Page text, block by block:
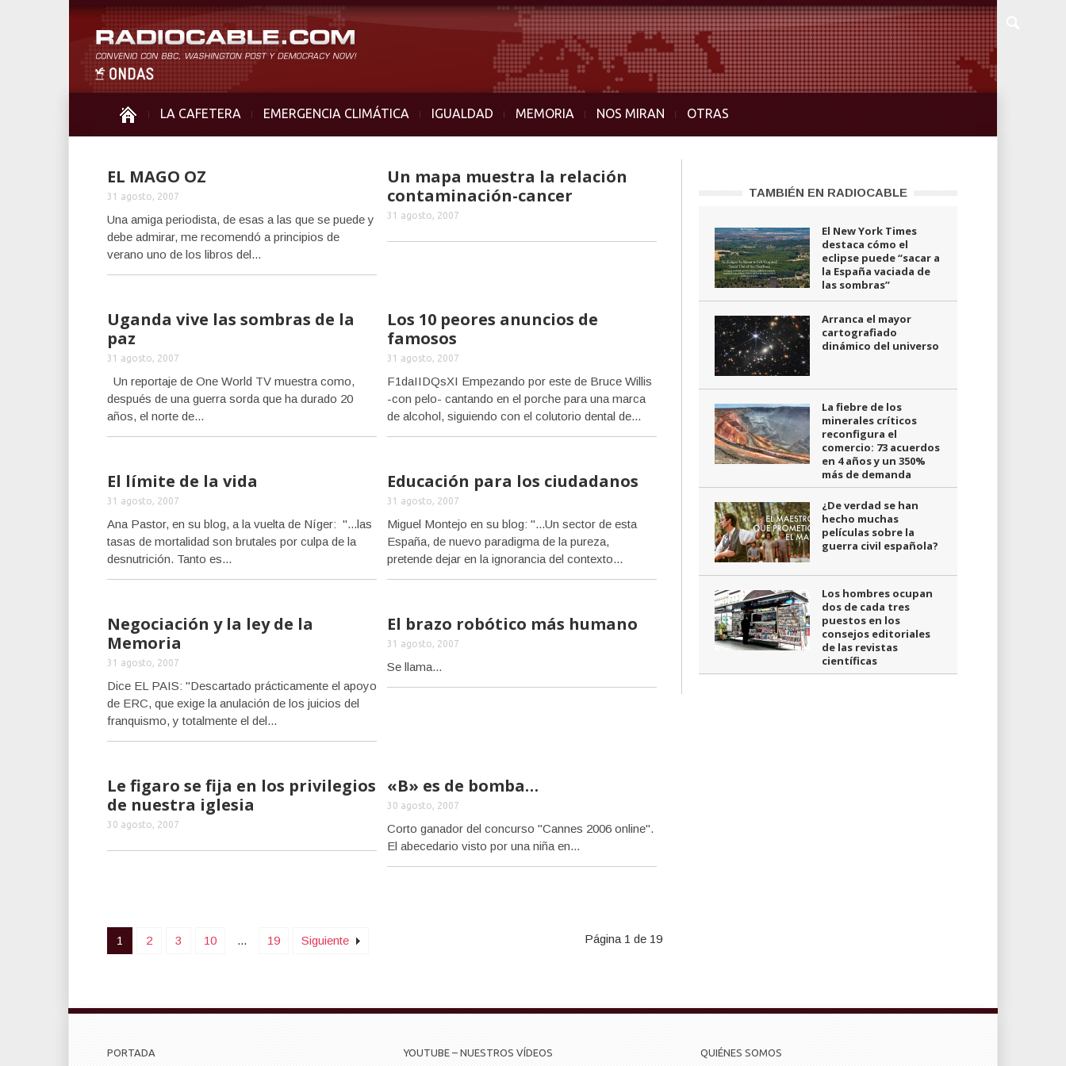
LA CAFETERA EMERGENCIA CLIMÁTICA IGUALDAD MEMORIA NOS MIRAN OTRAS
EL MAGO OZ
31 agosto, 2007
Una amiga periodista, de esas a las que se puede y
debe admirar, me recomendó a principios de
verano uno de los libros del...
Un mapa muestra la relación
contaminación-cancer
31 agosto, 2007
Uganda vive las sombras de la
paz
31 agosto, 2007
Un reportaje de One World TV muestra como,
después de una guerra sorda que ha durado 20
años, el norte de...
Los 10 peores anuncios de
famosos
31 agosto, 2007
F1daIIDQsXI Empezando por este de Bruce Willis
-con pelo- cantando en el porche para una marca
de alcohol, siguiendo con el colutorio dental de...
El límite de la vida
31 agosto, 2007
Ana Pastor, en su blog, a la vuelta de Níger: "...las
tasas de mortalidad son brutales por culpa de la
desnutrición. Tanto es...
Educación para los ciudadanos
31 agosto, 2007
Miguel Montejo en su blog: "...Un sector de esta
España, de nuevo paradigma de la pureza,
pretende dejar en la ignorancia del contexto...
Negociación y la ley de la
Memoria
31 agosto, 2007
Dice EL PAIS: "Descartado prácticamente el apoyo
de ERC, que exige la anulación de los juicios del
franquismo, y totalmente el del...
El brazo robótico más humano
31 agosto, 2007
Se llama...
Le figaro se fija en los privilegios
de nuestra iglesia
30 agosto, 2007
«B» es de bomba…
30 agosto, 2007
Corto ganador del concurso "Cannes 2006 online".
El abecedario visto por una niña en...
1 2 3 10 ... 19 Siguiente Página 1 de 19
TAMBIÉN EN RADIOCABLE
El New York Times
destaca cómo el
eclipse puede “sacar a
la España vaciada de
las sombras”
Arranca el mayor
cartografiado
dinámico del universo
La fiebre de los
minerales críticos
reconfigura el
comercio: 73 acuerdos
en 4 años y un 350%
más de demanda
¿De verdad se han
hecho muchas
películas sobre la
guerra civil española?
Los hombres ocupan
dos de cada tres
puestos en los
consejos editoriales
de las revistas
científicas
PORTADA YOUTUBE – NUESTROS VÍDEOS QUIÉNES SOMOS